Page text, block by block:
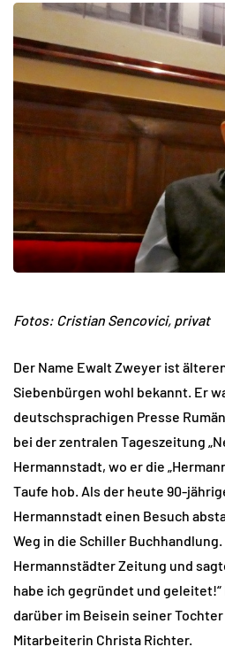
Fotos: Cristian Sencovici, privat
Der Name Ewalt Zweyer ist
Siebenbürgen wohl bekannt. Er
deutschsprachigen Presse
bei der zentralen Tageszeitung
Hermannstadt, wo er die
Taufe hob. Als der heute 90-
Hermannstadt einen Besuch
Weg in die Schiller
Hermannstädter Zeitung und
habe ich gegründet und
darüber im Beisein seiner
Mitarbeiterin Christa Richter.